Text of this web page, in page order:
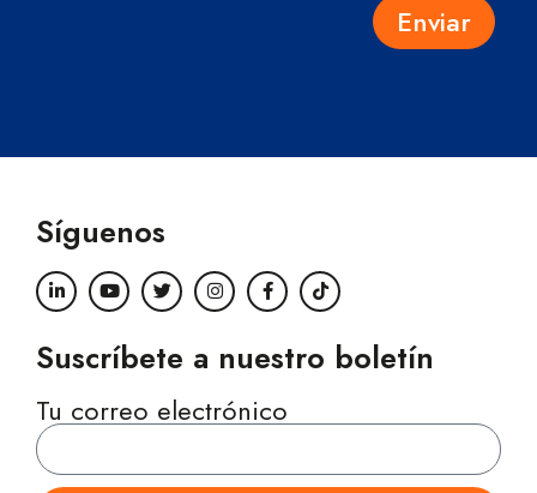
Enviar
Síguenos
Suscríbete a nuestro boletín
Tu correo electrónico